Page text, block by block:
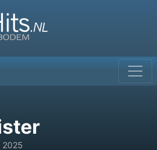
2025